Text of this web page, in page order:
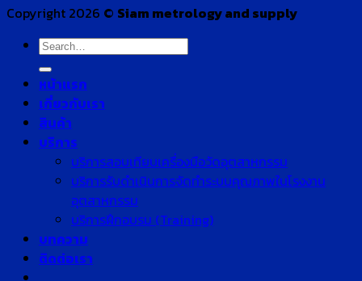
Copyright 2026 © Siam metrology and supply
Search
for:
หน้าแรก
เกี่ยวกับเรา
สินค้า
บริการ
บริการสอบเทียบเครื่องมือวัดอุตสาหกรรม
บริการรับดำเนินการจัดทำระบบคุณภาพในโรงงาน
อุตสาหกรรม
บริการฝึกอบรม (Training)
บทความ
ติดต่อเรา